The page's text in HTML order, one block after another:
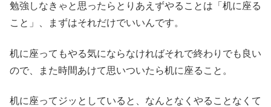
勉強しなきゃと思ったらとりあえずやることは「机に座る
こと」、まずはそれだけでいいんです。
机に座ってもやる気にならなければそれで終わりでも良い
ので、また時間あけて思いついたら机に座ること。
机に座ってジッとしていると、なんとなくやることなくて